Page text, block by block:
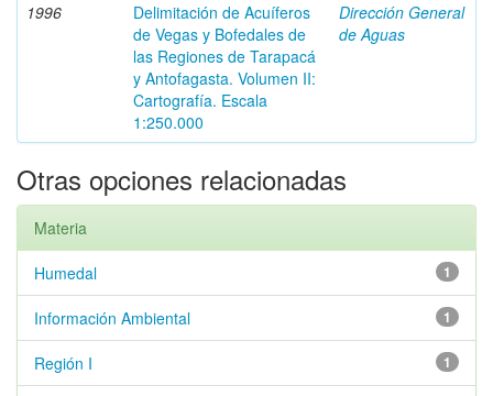
1996
Delimitación de Acuíferos
de Vegas y Bofedales de
las Regiones de Tarapacá
y Antofagasta. Volumen II:
Cartografía. Escala
1:250.000
Dirección General
de Aguas
Otras opciones relacionadas
Materia
1
Humedal
1
Información Ambiental
1
Región I